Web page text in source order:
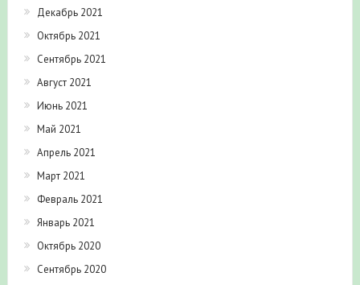
Декабрь 2021
Октябрь 2021
Сентябрь 2021
Август 2021
Июнь 2021
Май 2021
Апрель 2021
Март 2021
Февраль 2021
Январь 2021
Октябрь 2020
Сентябрь 2020